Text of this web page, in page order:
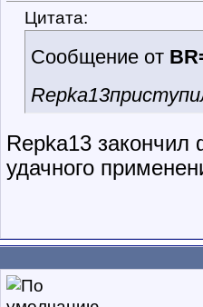
Цитата:
Сообщение от
Repka13
Repka13 закончил
удачного